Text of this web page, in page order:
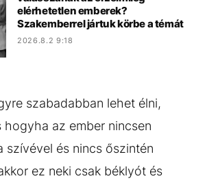
elérhetetlen emberek?
Szakemberrel jártuk körbe a témát
2026.8.2 9:18
szabadabban lehet élni,
hogyha az ember nincsen
szívével és nincs őszintén
ez neki csak béklyót és